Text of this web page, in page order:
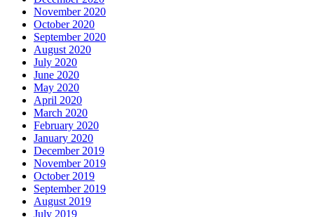
November 2020
October 2020
September 2020
August 2020
July 2020
June 2020
May 2020
April 2020
March 2020
February 2020
January 2020
December 2019
November 2019
October 2019
September 2019
August 2019
July 2019